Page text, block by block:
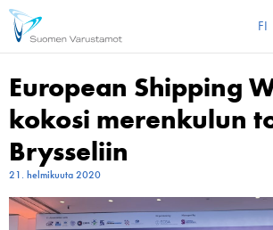
FI
European Shipping
kokosi merenkulun
Brysseliin
21. helmikuuta 2020